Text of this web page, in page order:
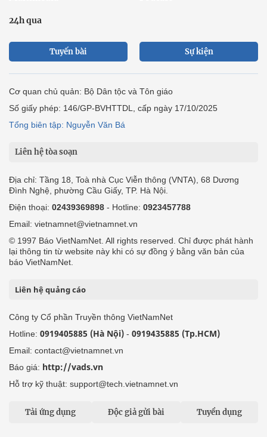
24h qua
Tuyến bài Sự kiện
Cơ quan chủ quản: Bộ Dân tộc và Tôn giáo
Số giấy phép: 146/GP-BVHTTDL, cấp ngày 17/10/2025
Tổng biên tập: Nguyễn Văn Bá
Liên hệ tòa soạn
Địa chỉ: Tầng 18, Toà nhà Cục Viễn thông (VNTA), 68 Dương
Đình Nghệ, phường Cầu Giấy, TP. Hà Nội.
Điện thoại: 02439369898 - Hotline: 0923457788
Email: vietnamnet@vietnamnet.vn
© 1997 Báo VietNamNet. All rights reserved. Chỉ được phát hành
lại thông tin từ website này khi có sự đồng ý bằng văn bản của
báo VietNamNet.
Liên hệ quảng cáo
Công ty Cổ phần Truyền thông VietNamNet
Hotline: 0919405885 (Hà Nội) - 0919435885 (Tp.HCM)
Email: contact@vietnamnet.vn
Báo giá: http://vads.vn
Hỗ trợ kỹ thuật: support@tech.vietnamnet.vn
Tải ứng dụng Độc giả gửi bài Tuyển dụng